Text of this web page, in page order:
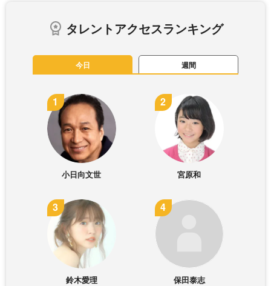
タレントアクセスランキング
今日 週間
小日向文世 宮原和
鈴木愛理 保田泰志